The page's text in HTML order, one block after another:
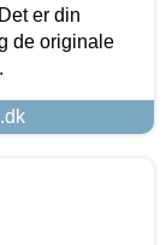
er din
de originale